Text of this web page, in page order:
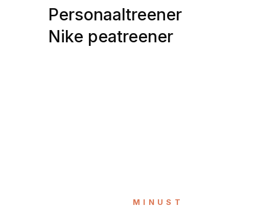
Personaaltreener
Nike peatreener
MINUST